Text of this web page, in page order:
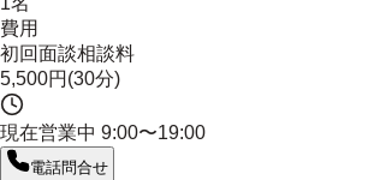
費用
初回面談相談料
5,500円(30分)
現在営業中 9:00〜19:00
電話問合せ